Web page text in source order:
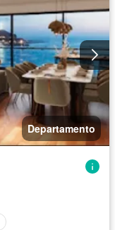
Departamento